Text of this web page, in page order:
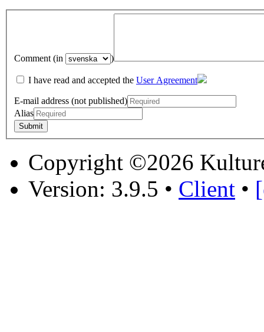
Comment (in )
I have read and accepted the User Agreement
E-mail address (not published)
Alias
Copyright ©2026
Version: 3.9.5 • Client •